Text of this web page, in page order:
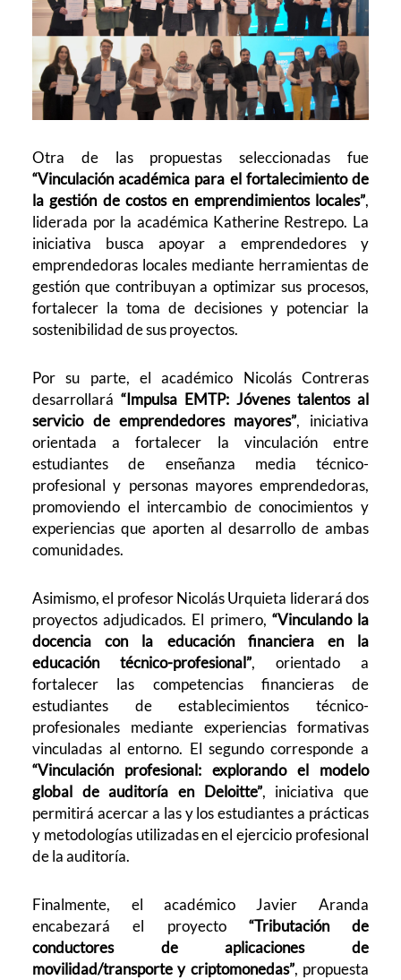
Otra de las propuestas seleccionadas fue
“Vinculación académica para el fortalecimiento de
la gestión de costos en emprendimientos locales”,
liderada por la académica Katherine Restrepo. La
iniciativa busca apoyar a emprendedores y
emprendedoras locales mediante herramientas de
gestión que contribuyan a optimizar sus procesos,
fortalecer la toma de decisiones y potenciar la
sostenibilidad de sus proyectos.
Por su parte, el académico Nicolás Contreras
desarrollará“Impulsa EMTP: Jóvenes talentos al
servicio de emprendedores mayores”, iniciativa
orientada a fortalecer la vinculación entre
estudiantes de enseñanza media técnico-
profesional y personas mayores emprendedoras,
promoviendo el intercambio de conocimientos y
experiencias que aporten al desarrollo de ambas
comunidades.
Asimismo, el profesor Nicolás Urquieta liderará dos
proyectos adjudicados. El primero, “Vinculando la
docencia con la educación financiera en la
educación técnico-profesional”, orientado a
fortalecer las competencias financieras de
estudiantes de establecimientos técnico-
profesionales mediante experiencias formativas
vinculadas al entorno. El segundo corresponde a
“Vinculación profesional: explorando el modelo
global de auditoría en Deloitte”, iniciativa que
permitirá acercar a las y los estudiantes a prácticas
y metodologías utilizadas en el ejercicio profesional
de la auditoría.
Finalmente, el académico Javier Aranda
encabezará el proyecto “Tributación de
conductores de aplicaciones de
movilidad/transporte y criptomonedas”, propuesta